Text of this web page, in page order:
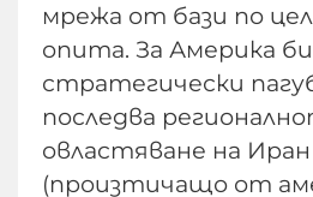
мрежа от бази по
опита. За Америка
стратегически
последва
овластяване на Иран
(произтичащо от